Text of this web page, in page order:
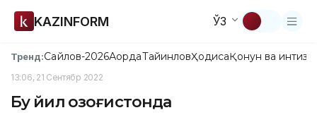
KAZINFORM ЎЗ
Тренд:Сайлов-2026АқордаТайинловҲодисаҚонун ва
13:06, 21 Сентябр 2022
Бу йил Қозоғистонда